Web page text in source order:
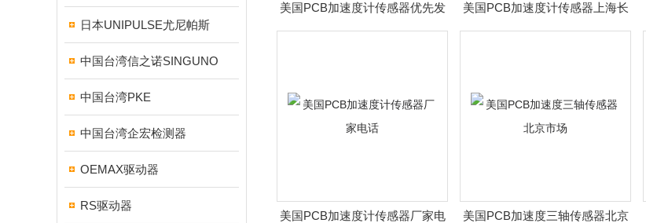
日本UNIPULSE尤尼帕斯
中国台湾信之诺SINGUNO
中国台湾PKE
中国台湾企宏检测器
OEMAX驱动器
RS驱动器
美国PCB加速度计传感器优先发
货
美国PCB加速度计传感器上海长
期供货
美国PCB加速度计传感器厂家电
美国PCB加速度三轴传感器北京